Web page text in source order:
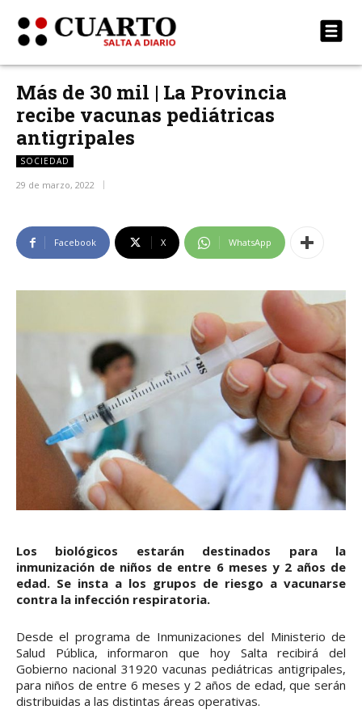
Más de 30 mil | La Provincia
recibe vacunas pediátricas
antigripales
SOCIEDAD
29 de marzo, 2022
Facebook X WhatsApp
Los biológicos estarán destinados para la
inmunización de niños de entre 6 meses y 2 años de
edad. Se insta a los grupos de riesgo a vacunarse
contra la infección respiratoria.
Desde el programa de Inmunizaciones del Ministerio de
Salud Pública, informaron que hoy Salta recibirá del
Gobierno nacional 31920 vacunas pediátricas antigripales,
para niños de entre 6 meses y 2 años de edad, que serán
distribuidas a las distintas áreas operativas.